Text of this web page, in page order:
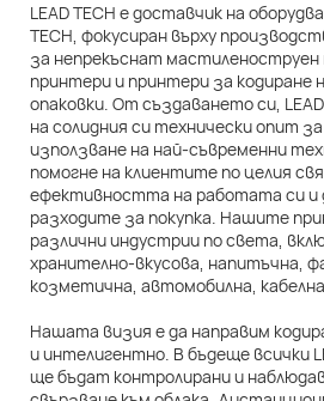
LEAD TECH е доставчик на
TECH, фокусиран върху
за непрекъснат
принтери и принтери за кодиране
опаковки. От създаването си,
на солидния си технически опит
използване на най-съвременни
помогне на клиентите по целия
ефективността на работата си и
разходите за покупка. Нашите
различни индустрии по света,
хранително-вкусова, напитъчна,
козметична, автомобилна,
Нашата визия е да направим
и интелигентно. В бъдеще всички
ще бъдат контролирани и